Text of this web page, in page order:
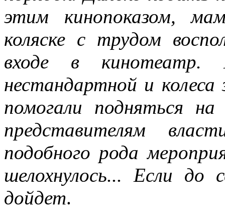
этим кинопоказом,
коляске с трудом
входе в кинотеатр.
нестандартной и
помогали подняться
представителям
подобного рода
шелохнулось... Если
дойдет.